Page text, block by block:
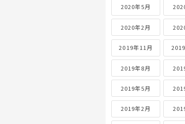
2020年5月
2020年2月
2019年11月
2019年8月
2019年5月
2019年2月